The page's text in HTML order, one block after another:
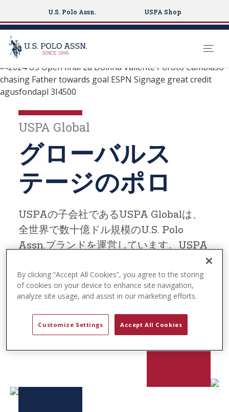
U.S. Polo Assn. USPA Shop
グローバルスポーツプラットフォーム
GLOBAL POLOにつ
いて
USPA Global
グローバルス
テージのポロ
USPAの子会社であるUSPA Globalは、
全世界で数十億ドル規模のU.S. Polo
Assn.ブランドを運営しています。USPA
Entertainment (GPE) を通じて、スポー
ツやライフスタイルのコンテンツを提供
By clicking “Accept All Cookies”, you agree to the storing
of cookies on your device to enhance site navigation,
analyze site usage, and assist in our marketing efforts.
Customize Settings Accept All Cookies